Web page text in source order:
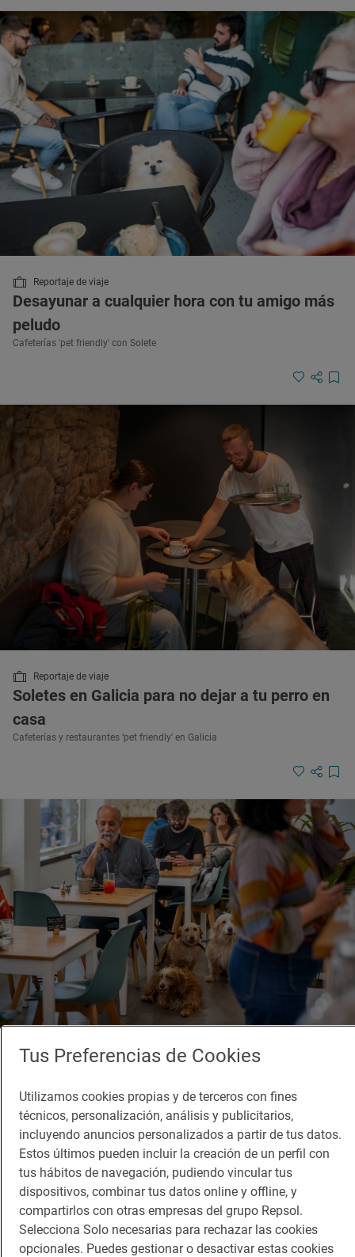
Reportaje de viaje
Desayunar a cualquier hora con tu amigo más
peludo
Cafeterías 'pet friendly' con Solete
Reportaje de viaje
Soletes en Galicia para no dejar a tu perro en
casa
Cafeterías y restaurantes ‘pet friendly’ en Galicia
Sevilla 'pet friendly': comer (y beber) en la
mejor compañía
Dónde desayunar, comer y tomar algo en Sevilla con tu mascota
Tus Preferencias de Cookies
Utilizamos cookies propias y de terceros con fines
técnicos, personalización, análisis y publicitarios,
incluyendo anuncios personalizados a partir de tus datos.
Estos últimos pueden incluir la creación de un perfil con
tus hábitos de navegación, pudiendo vincular tus
dispositivos, combinar tus datos online y offline, y
compartirlos con otras empresas del grupo Repsol.
Selecciona Solo necesarias para rechazar las cookies
opcionales. Puedes gestionar o desactivar estas cookies